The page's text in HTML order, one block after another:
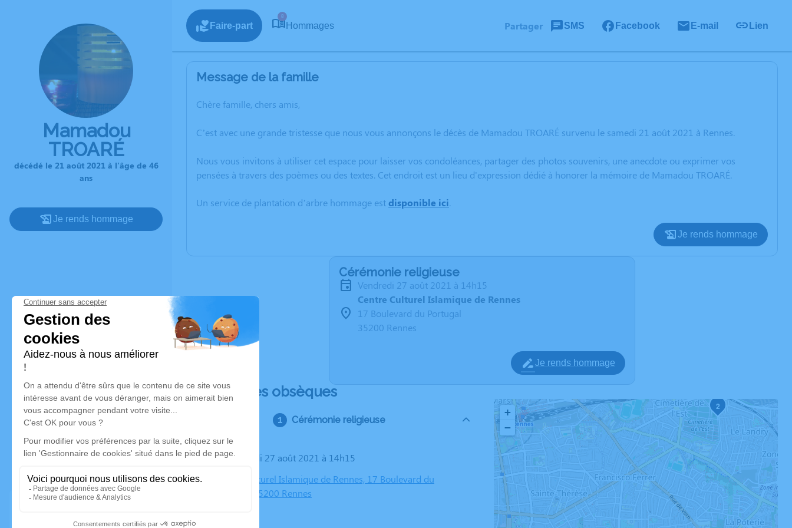
Mamadou
TROARÉ
décédé le 21 août 2021 à l'âge de 46
ans
Je rends hommage
Faire-part
8
Hommages Partager SMS Facebook E-mail Lien
Message de la famille
Chère famille, chers amis,
C’est avec une grande tristesse que nous vous annonçons le décès de Mamadou TROARÉ survenu le samedi 21 août 2021 à Rennes.
Nous vous invitons à utiliser cet espace pour laisser vos condoléances, partager des photos souvenirs, une anecdote ou exprimer vos
pensées à travers des poèmes ou des textes. Cet endroit est un lieu d'expression dédié à honorer la mémoire de Mamadou TROARÉ.
Un service de plantation d’arbre hommage estdisponible ici.
Je rends hommage
Cérémonie religieuse
vendredi 27 août 2021 à 14h15
Centre Culturel Islamique de Rennes
17 Boulevard du Portugal
35200 Rennes
Je rends hommage
Déroulé des obsèques
Cérémonie religieuse
Le vendredi 27 août 2021 à 14h15
Centre Culturel Islamique de Rennes, 17 Boulevard du
Portugal, 35200 Rennes
2
+
−